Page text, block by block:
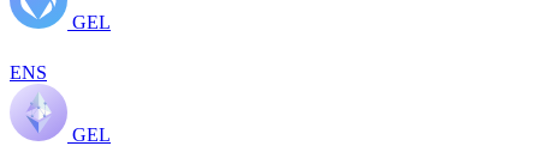
GEL
ENS
GEL